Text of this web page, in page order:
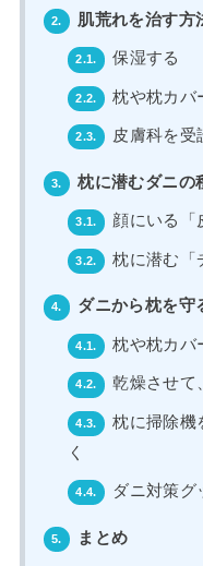
2. 肌荒れを治す方
2.1. 保湿する
2.2. 枕や枕カバ
2.3. 皮膚科を受
3. 枕に潜むダニの
3.1. 顔にいる「
3.2. 枕に潜む「
4. ダニから枕を守
4.1. 枕や枕カバ
4.2. 乾燥させて
4.3.
枕に掃除機
く
4.4. ダニ対策グ
5. まとめ